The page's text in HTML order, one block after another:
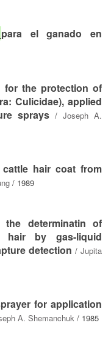
para el ganado en
for the protection of
Culicidae), applied
sprays/ Joseph A.
cattle hair coat from
/ 1989
the determinatin of
hair by gas-liquid
detection / Jupita
for application
A. Shemanchuk / 1985